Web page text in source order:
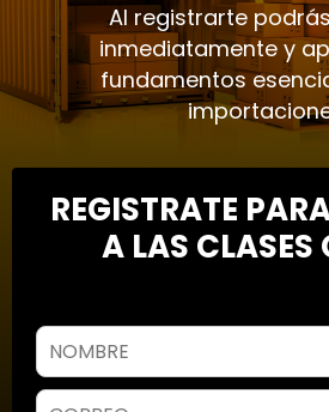
Al registrarte
inmediatamente y
fundamentos
REGISTRATE
A LAS CLASES